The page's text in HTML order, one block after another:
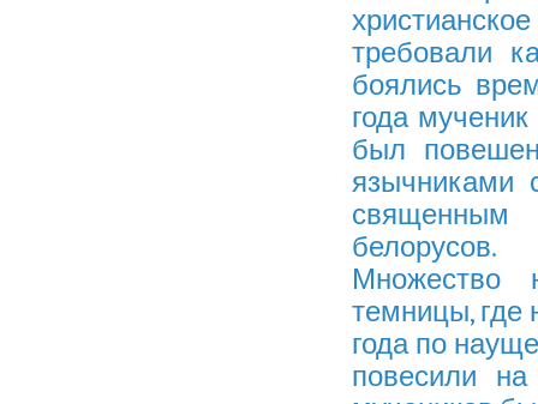
требовали
боялись
года
был
язычниками
белорусов.
Множество
темницы, где
года по
повесили